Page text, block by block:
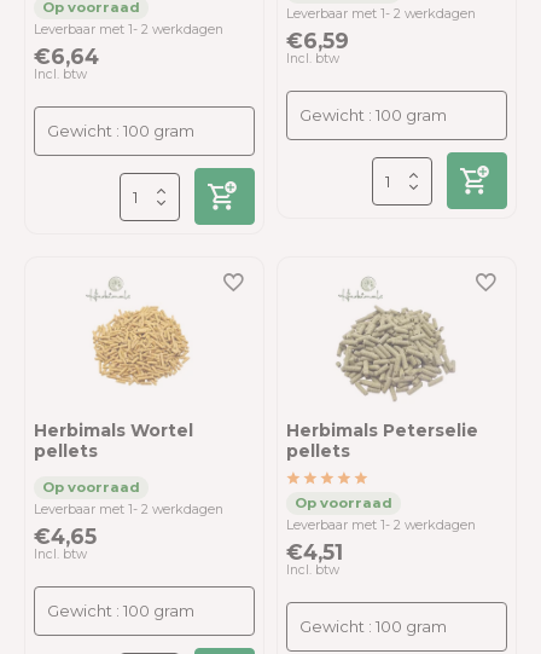
Leverbaar met 1- 2 werkdagen
€6,64
Incl. btw
Leverbaar met 1- 2 werkdagen
€6,59
Incl. btw
Herbimals Wortel
pellets
Leverbaar met 1- 2 werkdagen
€4,65
Incl. btw
Herbimals Peterselie
pellets
Leverbaar met 1- 2 werkdagen
€4,51
Incl. btw